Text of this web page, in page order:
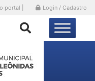
portal | Login / Cadastro